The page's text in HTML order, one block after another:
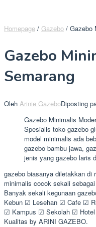
Homepage / Gazebo / Gazebo
Gazebo
Semarang
Oleh Arinie GazeboDiposting
Gazebo Minimalis
Spesialis toko gazebo
model minimalis ada
gazebo bambu jawa,
jenis yang gazebo laris
gazebo biasanya diletakkan di
minimalis cocok sekali
Banyak sekali kegunaan
Kebun ☑ Lesehan ☑ Cafe ☑
☑ Kampus ☑ Sekolah ☑ Hotel
Kualitas by ARINI GAZEBO.